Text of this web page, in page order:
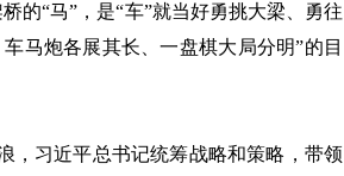
的“马”，是“车”就当好勇挑大梁、勇往
马炮各展其长、一盘棋大局分明”的目
，习近平总书记统筹战略和策略，带领